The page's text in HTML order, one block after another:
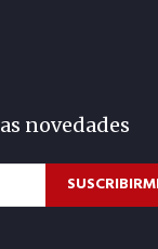
novedades